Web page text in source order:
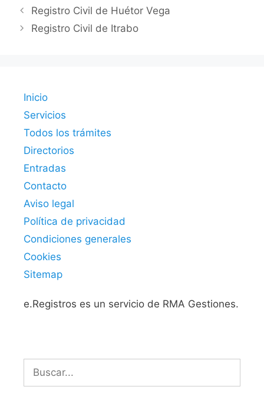
Registro Civil de Huétor Vega
Registro Civil de Itrabo
Inicio
Servicios
Todos los trámites
Directorios
Entradas
Contacto
Aviso legal
Política de privacidad
Condiciones generales
Cookies
Sitemap
e.Registros es un servicio de RMA Gestiones.
Buscar: